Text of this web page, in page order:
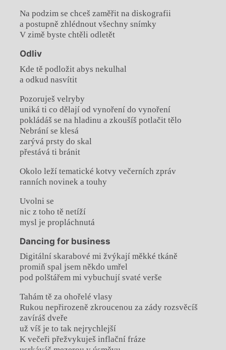
Na podzim se chceš zaměřit na diskografii
a postupně zhlédnout všechny snímky
V zimě byste chtěli odletět
Odliv
Kde tě podložit abys nekulhal
a odkud nasvítit
Pozoruješ velryby
uniká ti co dělají od vynoření do vynoření
pokládáš se na hladinu a zkoušíš potlačit tělo
Nebrání se klesá
zarývá prsty do skal
přestává ti bránit
Okolo leží tematické kotvy večerních zpráv
ranních novinek a touhy
Uvolni se
nic z toho tě netíží
mysl je propláchnutá
Dancing for business
Digitální skarabové mi žvýkají měkké tkáně
promiň spal jsem někdo umřel
pod polštářem mi vybuchují svaté verše
Tahám tě za ohořelé vlasy
Rukou nepřirozeně zkroucenou za zády rozsvěcíš
zavíráš dveře
už víš je to tak nejrychlejší
K večeři přežvykuješ inflační fráze